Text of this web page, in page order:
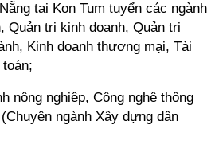
tại Kon Tum tuyển các ngành
Quản trị kinh doanh, Quản trị
Kinh doanh thương mại, Tài
nông nghiệp, Công nghệ thông
ngành Xây dựng dân